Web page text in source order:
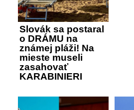
Slovák sa postaral
o DRÁMU na
známej pláži! Na
mieste museli
zasahovať
KARABINIERI